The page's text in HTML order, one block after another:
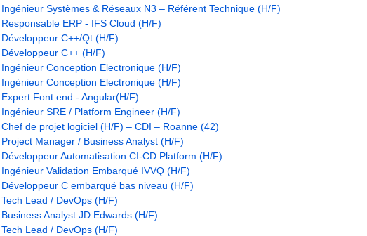
Ingénieur Systèmes & Réseaux N3 – Référent Technique (H/F)
Responsable ERP - IFS Cloud (H/F)
Développeur C++/Qt (H/F)
Développeur C++ (H/F)
Ingénieur Conception Electronique (H/F)
Ingénieur Conception Electronique (H/F)
Expert Font end - Angular(H/F)
Ingénieur SRE / Platform Engineer (H/F)
Chef de projet logiciel (H/F) – CDI – Roanne (42)
Project Manager / Business Analyst (H/F)
Développeur Automatisation CI-CD Platform (H/F)
Ingénieur Validation Embarqué IVVQ (H/F)
Développeur C embarqué bas niveau (H/F)
Tech Lead / DevOps (H/F)
Business Analyst JD Edwards (H/F)
Tech Lead / DevOps (H/F)